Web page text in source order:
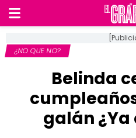
¿NO QUE NO?
Belinda
galán ¿Ya